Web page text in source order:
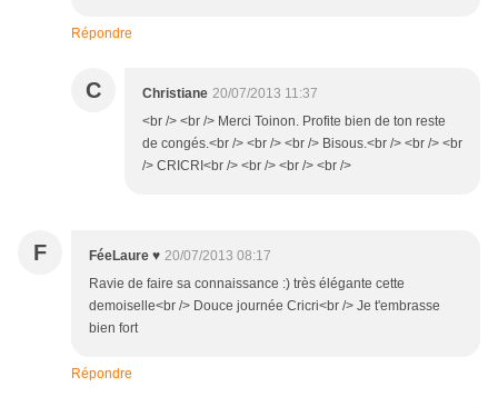
Répondre
C Christiane 20/07/2013 11:37
<br /> <br /> Merci Toinon. Profite bien de ton reste
de congés.<br /> <br /> <br /> Bisous.<br /> <br /> <br
/> CRICRI<br /> <br /> <br /> <br />
F FéeLaure ♥ 20/07/2013 08:17
Ravie de faire sa connaissance :) très élégante cette
demoiselle<br /> Douce journée Cricri<br /> Je t'embrasse
bien fort
Répondre